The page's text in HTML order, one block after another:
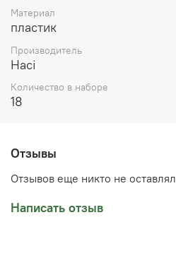
оформить доставку в ваш город.
Материал
пластик
Производитель
Haci
Количество в наборе
18
Отзывы
Отзывов еще никто не оставлял
Написать отзыв